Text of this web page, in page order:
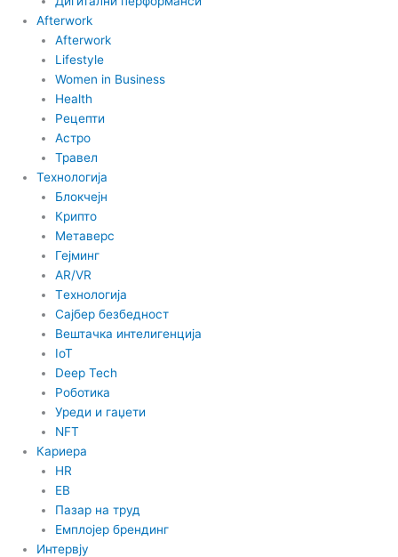
i
c
Afterwork
Afterwork
Lifestyle
Women in Business
Health
Рецепти
Астро
Травел
Технологија
Блокчејн
Крипто
Метаверс
Гејминг
AR/VR
Tехнологија
Сајбер безбедност
Вештачка интелигенција
IoT
Deep Tech
Роботика
Уреди и гаџети
NFT
Кариера
HR
EB
Пазар на труд
Емплојер брендинг
Интервју